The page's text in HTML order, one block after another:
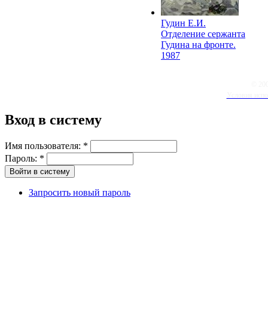
Гудин Е.И.
Отделение сержанта
Гудина на фронте.
1987
Вход в систему
Имя пользователя: *
Пароль: *
Запросить новый пароль